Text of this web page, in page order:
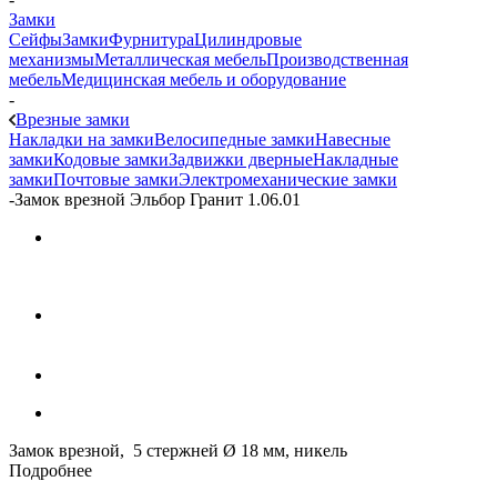
Замки
СейфыЗамкиФурнитураЦилиндровые
механизмыМеталлическая мебельПроизводственная
мебельМедицинская мебель и оборудование
-
Врезные замки
Накладки на замкиВелосипедные замкиНавесные
замкиКодовые замкиЗадвижки дверныеНакладные
замкиПочтовые замкиЭлектромеханические замки
-Замок врезной Эльбор Гранит 1.06.01
Замок врезной, 5 стержней Ø 18 мм, никель
Подробнее